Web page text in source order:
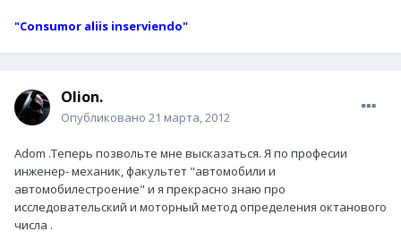
"Consumor aliis inserviendo"
Olion.
Опубликовано 21 марта, 2012
Adom .Теперь позвольте мне высказаться. Я по професии
инженер- механик, факультет "автомобили и
автомобилестроение" и я прекрасно знаю про
исследовательский и моторный метод определения октанового
числа .